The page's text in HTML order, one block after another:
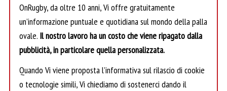
OnRugby, da oltre 10 anni, Vi offre gratuitamente
un’informazione puntuale e quotidiana sul mondo della palla
ovale. Il nostro lavoro ha un costo che viene ripagato dalla
pubblicità, in particolare quella personalizzata.
Quando Vi viene proposta l’informativa sul rilascio di cookie
o tecnologie simili, Vi chiediamo di sostenerci dando il